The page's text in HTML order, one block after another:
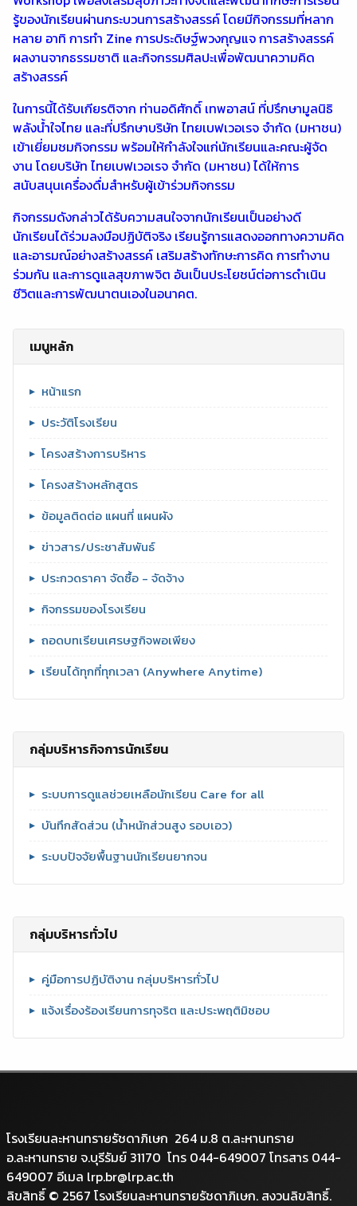
เมนูหลัก
หน้าแรก
ประวัติโรงเรียน
โครงสร้างการบริหาร
โครงสร้างหลักสูตร
ข้อมูลติดต่อ แผนที่ แผนผัง
ข่าวสาร/ประชาสัมพันธ์
ประกวดราคา จัดซื้อ - จัดจ้าง
กิจกรรมของโรงเรียน
ถอดบทเรียนเศรษฐกิจพอเพียง
เรียนได้ทุกที่ทุกเวลา (Anywhere Anytime)
กลุ่มบริหารกิจการนักเรียน
ระบบการดูแลช่วยเหลือนักเรียน Care for all
บันทึกสัดส่วน (น้ำหนักส่วนสูง รอบเอว)
ระบบปัจจัยพื้นฐานนักเรียนยากจน
กลุ่มบริหารทั่วไป
คู่มือการปฏิบัติงาน กลุ่มบริหารทั่วไป
แจ้งเรื่องร้องเรียนการทุจริต และประพฤติมิชอบ
รู้ของนักเรียนผ่านกระบวนการสร้างสรรค์ โดยมีกิจกรรมที่หลาก
หลาย อาทิ การทำ Zine การประดิษฐ์พวงกุญแจ การสร้างสรรค์
ผลงานจากธรรมชาติ และกิจกรรมศิลปะเพื่อพัฒนาความคิด
สร้างสรรค์
ในการนี้ได้รับเกียรติจาก ท่านอดิศักดิ์ เทพอาสน์ ที่ปรึกษามูลนิธิ
พลังน้ำใจไทย และที่ปรึกษาบริษัท ไทยเบฟเวอเรจ จำกัด (มหาชน)
เข้าเยี่ยมชมกิจกรรม พร้อมให้กำลังใจแก่นักเรียนและคณะผู้จัด
งาน โดยบริษัท ไทยเบฟเวอเรจ จำกัด (มหาชน) ได้ให้การ
สนับสนุนเครื่องดื่มสำหรับผู้เข้าร่วมกิจกรรม
กิจกรรมดังกล่าวได้รับความสนใจจากนักเรียนเป็นอย่างดี
นักเรียนได้ร่วมลงมือปฏิบัติจริง เรียนรู้การแสดงออกทางความคิด
และอารมณ์อย่างสร้างสรรค์ เสริมสร้างทักษะการคิด การทำงาน
ร่วมกัน และการดูแลสุขภาพจิต อันเป็นประโยชน์ต่อการดำเนิน
ชีวิตและการพัฒนาตนเองในอนาคต.
โรงเรียนละหานทรายรัชดาภิเษก 264 ม.8 ต.ละหานทราย
อ.ละหานทราย จ.บุรีรัมย์ 31170 โทร 044-649007 โทรสาร 044-
649007 อีเมล lrp.br@lrp.ac.th
ลิขสิทธิ์ © 2567 โรงเรียนละหานทรายรัชดาภิเษก. สงวนลิขสิทธิ์.